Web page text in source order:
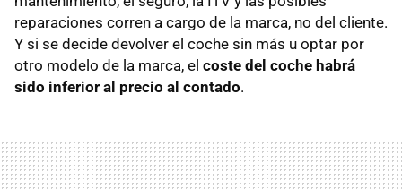
reparaciones corren a cargo de la marca, no del cliente.
Y si se decide devolver el coche sin más u optar por
otro modelo de la marca, el coste del coche habrá
sido inferior al precio al contado.